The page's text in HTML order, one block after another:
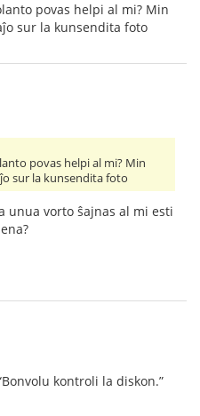
povas helpi al mi? Min
sur la kunsendita foto
povas helpi al mi? Min
sur la kunsendita foto
unua vorto ŝajnas al mi esti
kontroli la diskon.”